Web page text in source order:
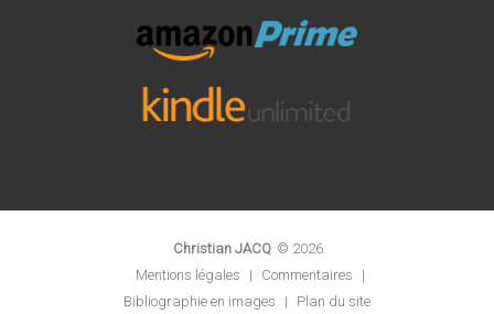
Christian JACQ © 2026.
Mentions légales
| Commentaires
|
Bibliographie en images
| Plan du site